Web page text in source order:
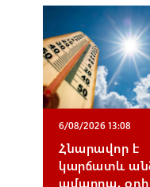
6/08/2026 13:08
Հնարավոր է
կարճատև
ամպրոպ․ օդի